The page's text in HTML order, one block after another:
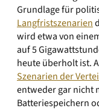
Grundlage für
Langfristszenarien
wird etwa von
auf 5
heute überholt ist.
Szenarien der
entweder gar nicht
Batteriespeichern